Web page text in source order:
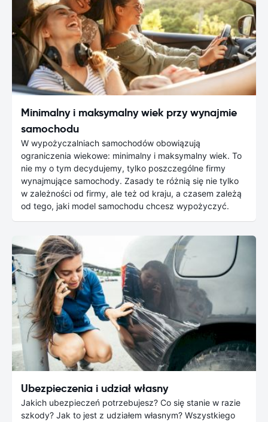
Minimalny i maksymalny wiek przy wynajmie
samochodu
W wypożyczalniach samochodów obowiązują
ograniczenia wiekowe: minimalny i maksymalny wiek. To
nie my o tym decydujemy, tylko poszczególne firmy
wynajmujące samochody. Zasady te różnią się nie tylko
w zależności od firmy, ale też od kraju, a czasem zależą
od tego, jaki model samochodu chcesz wypożyczyć.
Ubezpieczenia i udział własny
Jakich ubezpieczeń potrzebujesz? Co się stanie w razie
szkody? Jak to jest z udziałem własnym? Wszystkiego